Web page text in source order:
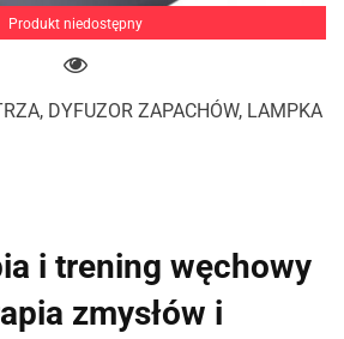
Produkt niedostępny
DYFUZOR ZAPACHÓW, LAMPKA
i trening węchowy
zmysłów i